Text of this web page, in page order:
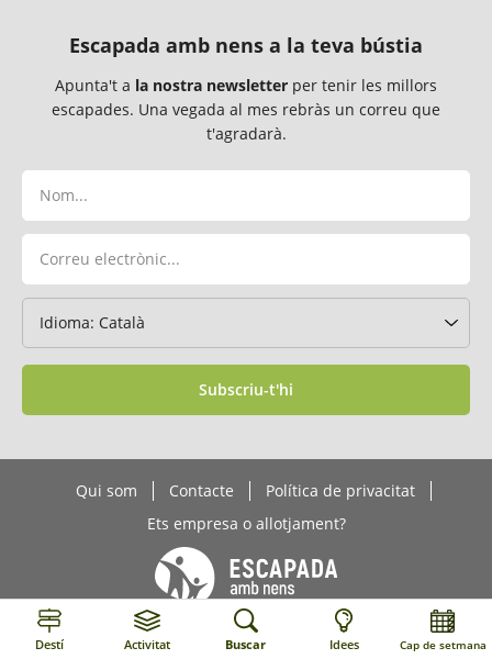
Escapada amb nens a la teva bústia
Apunta't a la nostra newsletter per tenir les millors
escapades. Una vegada al mes rebràs un correu que
t'agradarà.
Subscriu-t'hi
Qui som Contacte
Política de privacitat
Ets empresa o allotjament?
Destí Activitat Buscar Idees Cap de setmana